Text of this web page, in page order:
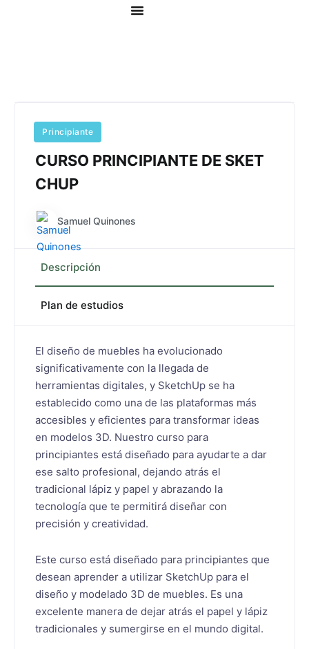
Principiante
SKETCHUP
CURSO PRINCIPIANTE DE SKET
CHUP
Samuel Quinones
Descripción
Plan de estudios
El diseño de muebles ha evolucionado
significativamente con la llegada de
herramientas digitales, y SketchUp se ha
establecido como una de las plataformas más
accesibles y eficientes para transformar ideas
en modelos 3D. Nuestro curso para
principiantes está diseñado para ayudarte a dar
ese salto profesional, dejando atrás el
tradicional lápiz y papel y abrazando la
tecnología que te permitirá diseñar con
precisión y creatividad.
Este curso está diseñado para principiantes que
desean aprender a utilizar SketchUp para el
diseño y modelado 3D de muebles. Es una
excelente manera de dejar atrás el papel y lápiz
tradicionales y sumergirse en el mundo digital.